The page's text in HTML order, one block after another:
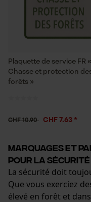
Plaquette de service FR «
Chasse et protection
forêts »
CHF 10.90 CHF 7.63 *
Marquages et
pour la
La sécurité doit
Que vous exerciez
élevé en forêt et